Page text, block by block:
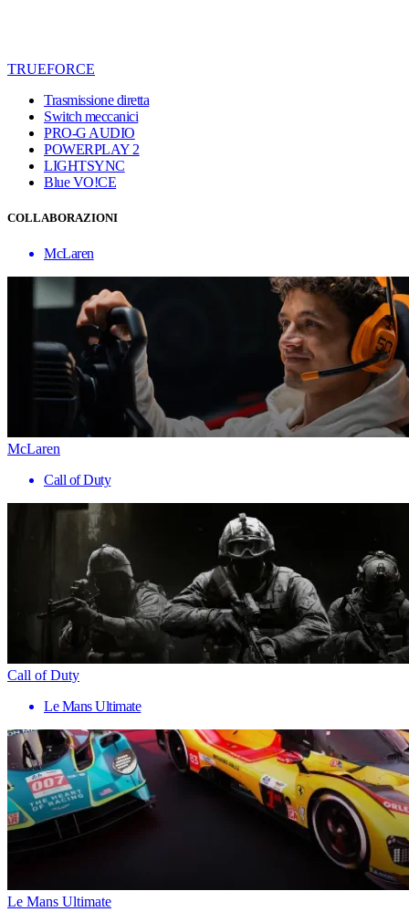
TRUEFORCE
Trasmissione diretta
Switch meccanici
PRO-G AUDIO
POWERPLAY 2
LIGHTSYNC
Blue VO!CE
COLLABORAZIONI
McLaren
McLaren
Call of Duty
Call of Duty
Le Mans Ultimate
Le Mans Ultimate